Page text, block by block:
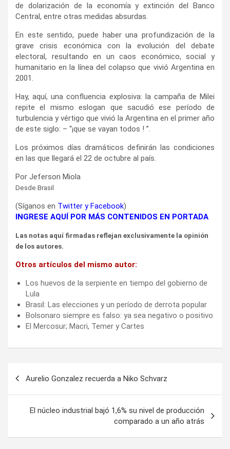
de dolarización de la economía y extinción del Banco
Central, entre otras medidas absurdas.
En este sentido, puede haber una profundización de la
grave crisis económica con la evolución del debate
electoral, resultando en un caos económico, social y
humanitario en la línea del colapso que vivió Argentina en
2001.
Hay, aquí, una confluencia explosiva: la campaña de Milei
repite el mismo eslogan que sacudió ese período de
turbulencia y vértigo que vivió la Argentina en el primer año
de este siglo: – “¡que se vayan todos ! ”.
Los próximos días dramáticos definirán las condiciones
en las que llegará el 22 de octubre al país.
Por Jeferson Miola
Desde Brasil
(Síganos en Twitter yFacebook)
INGRESE AQUÍ POR MÁS CONTENIDOS EN PORTADA
Las notas aquí firmadas reflejan exclusivamente la opinión
de los autores.
Otros artículos del mismo autor:
Los huevos de la serpiente en tiempo del gobierno de
Lula
Brasil: Las elecciones y un período de derrota popular
Bolsonaro siempre es falso: ya sea negativo o positivo
El Mercosur; Macri, Temer y Cartes
entradas
Aurelio Gonzalez recuerda a Niko Schvarz
El núcleo industrial bajó 1,6% su nivel de producción
comparado a un año atrás